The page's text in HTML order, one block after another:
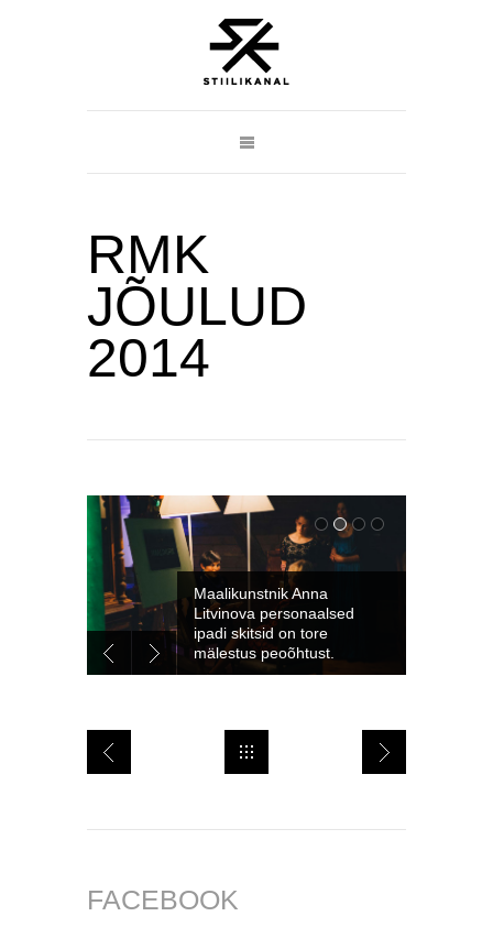
RMK
JÕULUD
2014
Maalikunstnik Anna
Litvinova personaalsed
ipadi skitsid on tore
mälestus peoõhtust.
FACEBOOK